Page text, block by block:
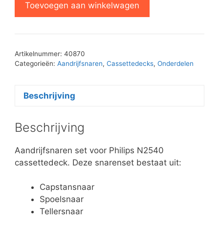
aandrijfsnaren
aantal
Toevoegen aan winkelwagen
Artikelnummer: 40870
Categorieën: Aandrijfsnaren, Cassettedecks, Onderdelen
Beschrijving
Beschrijving
Aandrijfsnaren set voor Philips N2540
cassettedeck. Deze snarenset bestaat uit:
Capstansnaar
Spoelsnaar
Tellersnaar